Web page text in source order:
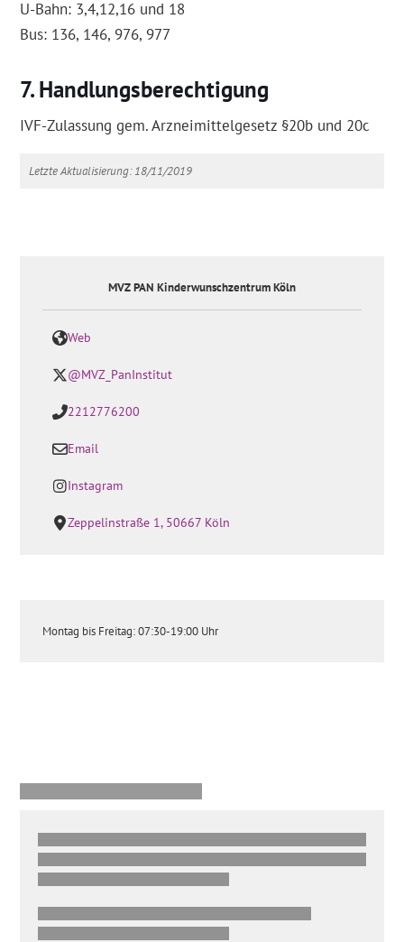
U-Bahn: 3,4,12,16 und 18
Bus: 136, 146, 976, 977
Handlungsberechtigung
IVF-Zulassung gem. Arzneimittelgesetz §20b und 20c
Letzte Aktualisierung: 18/11/2019
MVZ PAN Kinderwunschzentrum Köln
Web
@MVZ_PanInstitut
2212776200
Email
Instagram
Zeppelinstraße 1, 50667 Köln
Montag bis Freitag: 07:30-19:00 Uhr